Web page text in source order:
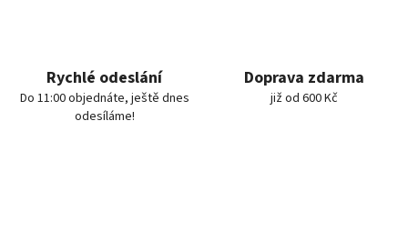
Rychlé odeslání
Do 11:00 objednáte, ještě dnes
odesíláme!
Doprava zdarma
již od 600 Kč